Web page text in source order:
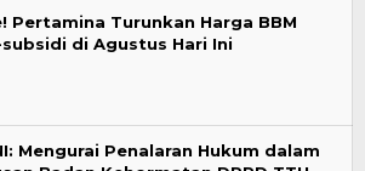
Pertamina Turunkan Harga BBM
subsidi di Agustus Hari Ini
Mengurai Penalaran Hukum dalam